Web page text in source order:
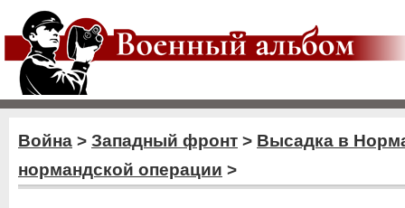
Война > Западный фронт > Высадка в
нормандской операции >